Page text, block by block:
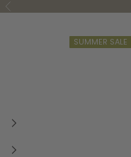
Anterior
SUMMER SALE